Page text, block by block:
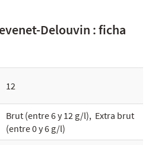
Delouvin : ficha
12
Brut (entre 6 y 12 g/l), Extra brut
(entre 0 y 6 g/l)